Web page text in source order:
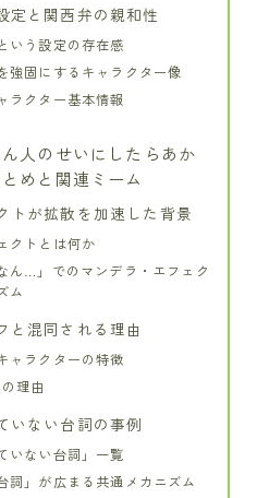
定と関西弁の親和性
いう設定の存在感
強固にするキャラクター像
ラクター基本情報
ん人のせいにしたらあか
めと関連ミーム
トが拡散を加速した背景
クトとは何か
ん…」でのマンデラ・エフェク
ム
と混同される理由
ャラクターの特徴
理由
いない台詞の事例
いない台詞」一覧
詞」が広まる共通メカニズム